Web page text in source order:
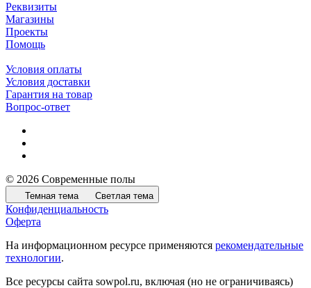
Реквизиты
Магазины
Проекты
Помощь
Условия оплаты
Условия доставки
Гарантия на товар
Вопрос-ответ
© 2026 Современные полы
Темная тема Светлая тема
Конфиденциальность
Оферта
На информационном ресурсе применяются рекомендательные
технологии.
Все ресурсы сайта sowpol.ru, включая (но не ограничиваясь)